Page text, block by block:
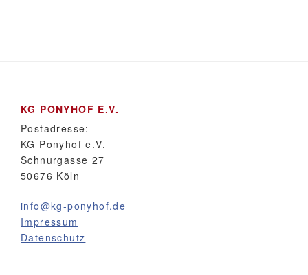
KG PONYHOF E.V.
Postadresse:
KG Ponyhof e.V.
Schnurgasse 27
50676 Köln
info@kg-ponyhof.de
Impressum
Datenschutz